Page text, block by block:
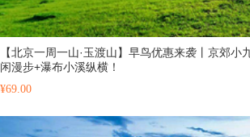
【北京一周一山·玉渡山】早鸟优惠来袭丨京郊小
闲漫步+瀑布小溪纵横！
¥69.00